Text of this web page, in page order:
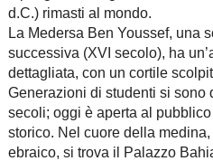
d.C.) rimasti al mondo.
La Medersa Ben Youssef, una
successiva (XVI secolo), ha
dettagliata, con un cortile
Generazioni di studenti si sono
secoli; oggi è aperta al
storico. Nel cuore della
ebraico, si trova il Palazzo